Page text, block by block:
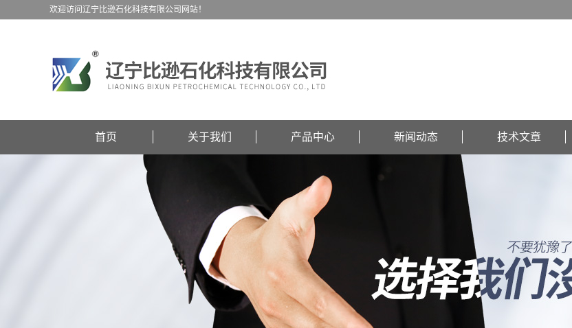
欢迎访问辽宁比逊石化科技有限公司网站！
首页 关于我们 产品中心 新闻动态 技术文章